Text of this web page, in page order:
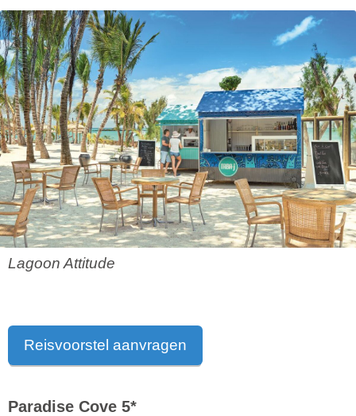
Lagoon Attitude
Reisvoorstel aanvragen
Paradise Cove 5*